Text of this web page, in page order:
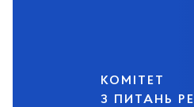
КОМІТЕТ
З ПИТАНЬ